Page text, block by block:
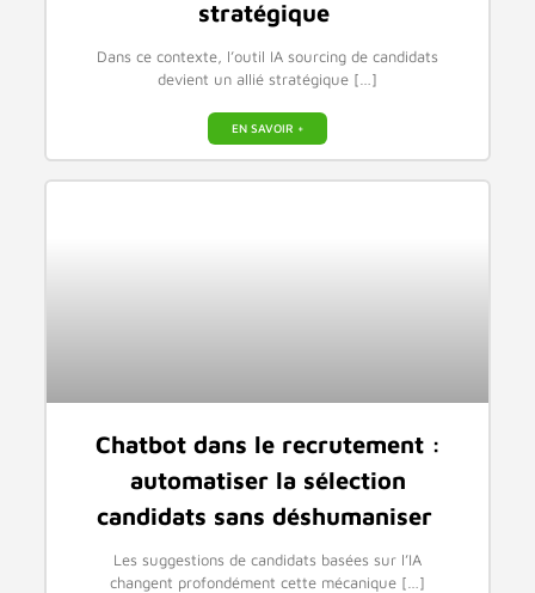
stratégique
Dans ce contexte, l’outil IA sourcing de candidats
devient un allié stratégique […]
EN SAVOIR +
Chatbot dans le recrutement :
automatiser la sélection
candidats sans déshumaniser
Les suggestions de candidats basées sur l’IA
changent profondément cette mécanique […]